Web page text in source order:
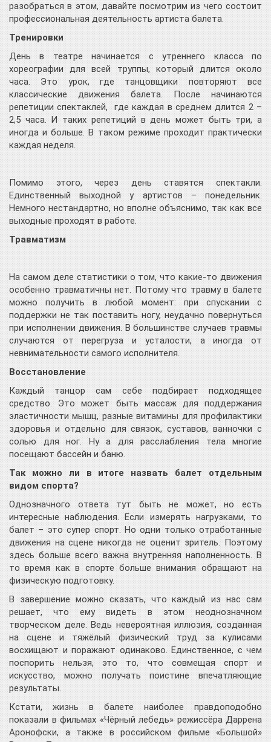
разобраться в этом, давайте посмотрим из чего состоит
профессиональная деятельность артиста балета.
Тренировки
День в театре начинается с утреннего класса по
хореографии для всей труппы, который длится около
часа. Это урок, где танцовщики повторяют все
классические движения балета. После начинаются
репетиции спектаклей, где каждая в среднем длится 2 –
2,5 часа. И таких репетиций в день может быть три, а
иногда и больше. В таком режиме проходит практически
каждая неделя.
Помимо этого, через день ставятся спектакли.
Единственный выходной у артистов – понедельник.
Немного нестандартно, но вполне объяснимо, так как все
выходные проходят в работе.
Травматизм
На самом деле статистики о том, что какие-то движения
особенно травматичны нет. Потому что травму в балете
можно получить в любой момент: при спускании с
поддержки не так поставить ногу, неудачно повернуться
при исполнении движения. В большинстве случаев травмы
случаются от перегруза и усталости, а иногда от
невнимательности самого исполнителя.
Восстановление
Каждый танцор сам себе подбирает подходящее
средство. Это может быть массаж для поддержания
эластичности мышц, разные витамины для профилактики
здоровья и отдельно для связок, суставов, ванночки с
солью для ног. Ну а для расслабления тела многие
посещают бассейн и баню.
Так можно ли в итоге назвать балет отдельным
видом спорта?
Однозначного ответа тут быть не может, но есть
интересные наблюдения. Если измерять нагрузками, то
балет – это супер спорт. Но одни только отработанные
движения на сцене никогда не оценит зритель. Поэтому
здесь больше всего важна внутренняя наполненность. В
то время как в спорте больше внимания обращают на
физическую подготовку.
В завершение можно сказать, что каждый из нас сам
решает, что ему видеть в этом неоднозначном
творческом деле. Ведь невероятная иллюзия, созданная
на сцене и тяжёлый физический труд за кулисами
восхищают и поражают одинаково. Единственное, с чем
поспорить нельзя, это то, что совмещая спорт и
искусство, можно получать поистине впечатляющие
результаты.
Кстати, жизнь в балете наиболее правдоподобно
показали в фильмах «Чёрный лебедь» режиссёра Даррена
Аронофски, а также в российском фильме «Большой»